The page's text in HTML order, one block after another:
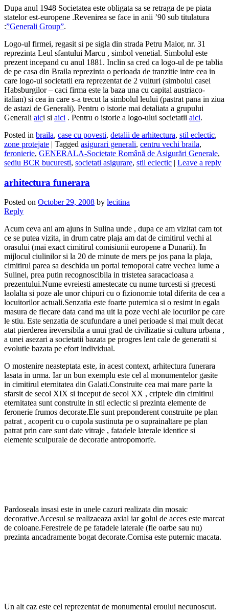
Dupa anul 1948 Societatea este obligata sa se retraga de pe piata
statelor est-europene .Revenirea se face in anii ’90 sub titulatura
:”Generali Group”.
Logo-ul firmei, regasit si pe sigla din strada Petru Maior, nr. 31
reprezinta Leul sfantului Marcu , simbol venetial. Simbolul este
prezent incepand cu anul 1881. Inclin sa cred ca logo-ul de pe tablia
de pe casa din Braila reprezinta o perioada de tranzitie intre cea in
care logo-ul societatii era reprezentat de 2 vulturi (simbolul casei
Habsburgilor – caci firma este la baza una cu capital austriaco-
italian) si cea in care s-a trecut la simbolul leului (pastrat pana in ziua
de astazi de Generali). Pentru o istorie mai detaliata a grupului
Generali aici si aici . Pentru o istorie a logo-ului societatii aici.
Posted in braila, case cu povesti, detalii de arhitectura, stil eclectic,
zone protejate | Tagged asigurari generali, centru vechi braila,
feronierie, GENERALA-Societate Românã de Asigurări Generale,
sediu BCR bucuresti, societati asigurare, stil eclectic | Leave a reply
arhitectura funerara
Posted on October 29, 2008 by lecitina
Reply
Acum ceva ani am ajuns in Sulina unde , dupa ce am vizitat cam tot
ce se putea vizita, in drum catre plaja am dat de cimitirul vechi al
orasului (mai exact cimitirul comisiunii europene a Dunarii). In
mijlocul ciulinilor si la 20 de minute de mers pe jos pana la plaja,
cimitirul parea sa deschida un portal temoporal catre vechea lume a
Sulinei, prea putin recognoscibila in tristetea saracacioasa a
prezentului.Nume evreiesti amestecate cu nume turcesti si grecesti
laolalta si poze ale unor chipuri cu o fizionomie total diferita de cea a
locuitorilor actuali.Senzatia este foarte puternica si o resimt in egala
masura de fiecare data cand ma uit la poze vechi ale locurilor pe care
le stiu. Este senzatia de scufundare a unei perioade si mai mult decat
atat pierderea ireversibila a unui grad de civilizatie si cultura urbana ,
a unei asezari a societatii bazata pe progres lent cale de generatii si
evolutie bazata pe efort individual.
O mostenire neasteptata este, in acest context, arhitectura funerara
lasata in urma. Iar un bun exemplu este cel al monumentelor gasite
in cimitirul eternitatea din Galati.Construite cea mai mare parte la
sfarsit de secol XIX si inceput de secol XX , criptele din cimitirul
eternitatea sunt construite in stil eclectic si prezinta elemente de
feronerie frumos decorate.Ele sunt preponderent construite pe plan
patrat , acoperit cu o cupola sustinuta pe o suprainaltare pe plan
patrat prin care sunt date vitraje , fatadele laterale identice si
elemente sculpurale de decoratie antropomorfe.
Pardoseala insasi este in unele cazuri realizata din mosaic
decorative.Accesul se realizaeaza axial iar golul de acces este marcat
de coloane.Ferestrele de pe fatadele laterale (fie oarbe sau nu)
prezinta ancadramente bogat decorate.Cornisa este puternic macata.
Un alt caz este cel reprezentat de monumental eroului necunoscut.